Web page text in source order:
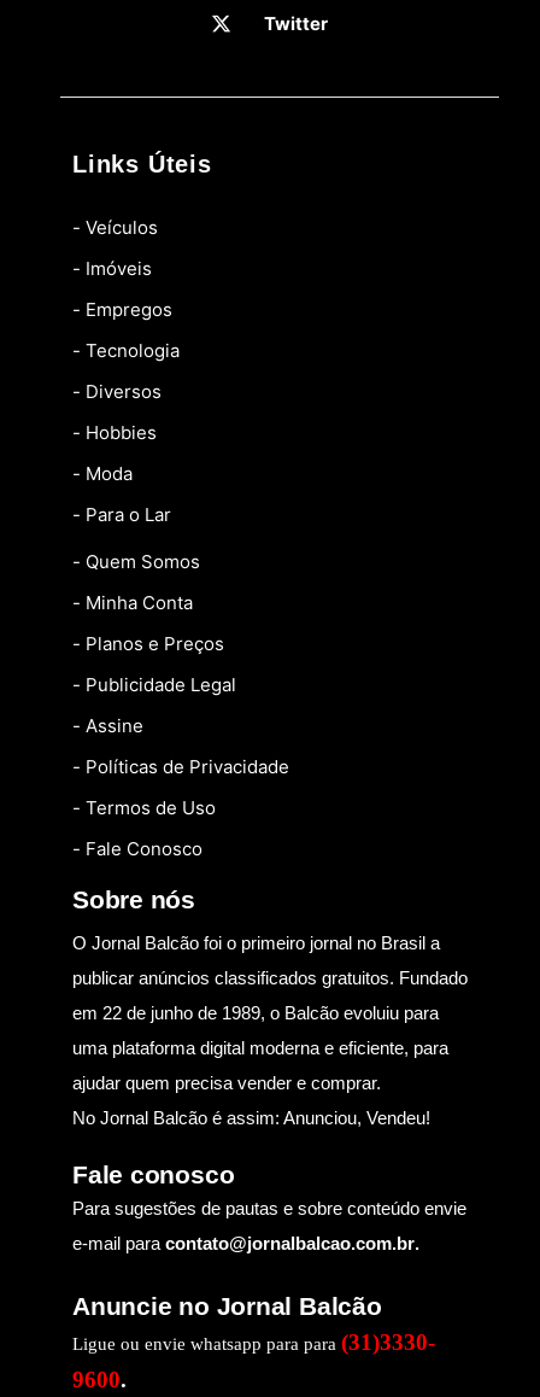
Twitter
Links Úteis
- Veículos
- Imóveis
- Empregos
- Tecnologia
- Diversos
- Hobbies
- Moda
- Para o Lar
- Quem Somos
- Minha Conta
- Planos e Preços
- Publicidade Legal
- Assine
- Políticas de Privacidade
- Termos de Uso
- Fale Conosco
Sobre nós
O Jornal Balcão foi o primeiro jornal no Brasil a
publicar anúncios classificados gratuitos. Fundado
em 22 de junho de 1989, o Balcão evoluiu para
uma plataforma digital moderna e eficiente, para
ajudar quem precisa vender e comprar.
No Jornal Balcão é assim: Anunciou, Vendeu!
Fale conosco
Para sugestões de pautas e sobre conteúdo envie
e-mail para contato@jornalbalcao.com.br.
Anuncie no Jornal Balcão
Ligue ou envie whatsapp para para (31)3330-
9600.